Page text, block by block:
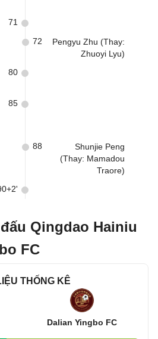
71
Pengyu Zhu (Thay:
Zhuoyi Lyu)
72
80
85
Shunjie Peng
(Thay: Mamadou
Traore)
88
Qingdao Hainiu
FC
THỐNG KÊ
Dalian Yingbo FC